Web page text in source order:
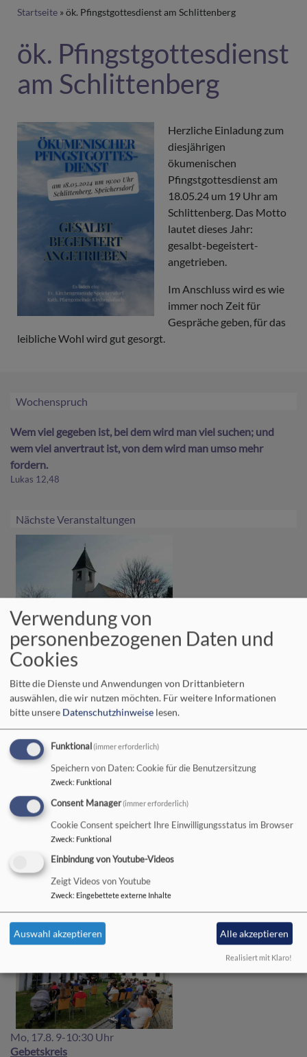
Breadcrumb
Startseite ök. Pfingstgottesdienst am Schlittenberg
ök. Pfingstgottesdienst
am Schlittenberg
Herzliche Einladung zum
diesjährigen
ökumenischen
Pfingstgottesdienst am
18.05.24 um 19 Uhr am
Schlittenberg. Das Motto
lautet dieses Jahr:
gesalbt-begeistert-
angetrieben.
Im Anschluss wird es wie
immer noch Zeit für
Gespräche geben, für das
leibliche Wohl wird gut gesorgt.
Wochenspruch
Wem viel gegeben ist, bei dem wird man viel suchen; und
wem viel anvertraut ist, von dem wird man umso mehr
fordern.
Lukas 12,48
Nächste Veranstaltungen
So, 9.8. 9:30 Uhr
Speichersdorf in der Evang. Christuskirche
GD mit Lektorin Scherl - auch live auf YouTube
Speichersdorf in der Evang. Christuskirche
Mo, 17.8. 9-10:30 Uhr
Gebetskreis
Verwendung von
personenbezogenen Daten und
Cookies
Bitte die Dienste und Anwendungen von Drittanbietern
auswählen, die wir nutzen möchten. Für weitere Informationen
bitte unsere Datenschutzhinweise lesen.
Funktional (immer erforderlich)
Speichern von Daten: Cookie für die Benutzersitzung
Zweck: Funktional
Consent Manager(immer erforderlich)
Cookie Consent speichert Ihre Einwilligungsstatus im Browser
Zweck: Funktional
Einbindung von Youtube-Videos
Zeigt Videos von Youtube
Zweck: Eingebettete externe Inhalte
Auswahl akzeptieren Alle akzeptieren
Realisiert mit Klaro!